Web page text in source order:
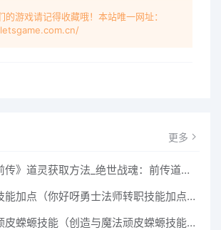
的游戏请记得收藏哦！本站唯一网址：
更多
《绝世战魂：前传》道灵获取方法_绝世战魂：前传道灵怎么获得
勇者传说剑士技能加点（你好呀勇士法师转职技能加点（傲剑战士法师职业加点详解））
创造与魔法大顽皮蝾螈技能（创造与魔法顽皮蝾螈技能是什么）